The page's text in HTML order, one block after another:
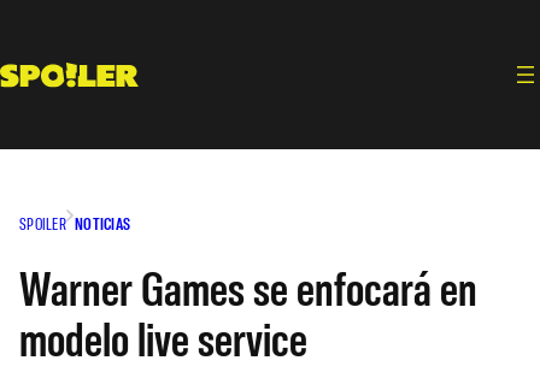
contenido
SPOILER NOTICIAS
Warner Games se enfocará en
modelo live service